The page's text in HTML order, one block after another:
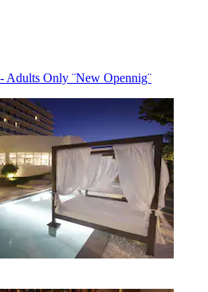
Adults Only ¨New Opennig¨